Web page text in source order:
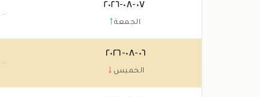
٠٧-٠٨-٢٠٢٦
الجمعة↑
.٠٠
٠٦-٠٨-٢٠٢٦
الخميس ↓
.٠٠